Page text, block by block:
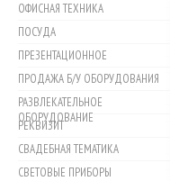
ОФИСНАЯ ТЕХНИКА
ПОСУДА
ПРЕЗЕНТАЦИОННОЕ
ПРОДАЖА Б/У ОБОРУДОВАНИЯ
РАЗВЛЕКАТЕЛЬНОЕ
ОБОРУДОВАНИЕ
РЕКВИЗИТ
СВАДЕБНАЯ ТЕМАТИКА
СВЕТОВЫЕ ПРИБОРЫ